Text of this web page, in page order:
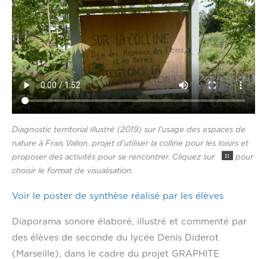
Diagnostic territorial illustré (2019) sur l’usage des espaces de
nature à Frais Vallon, projet d’utiliser la colline pour les loisirs et
proposer des activités pour se rencontrer. Cliquez sur
pour
choisir le format de visualisation.
Voir le poster de synthèse réalisé par les élèves
Diaporama sonore élaboré, illustré et commenté par
des élèves de seconde du lycée Denis Diderot
(Marseille), dans le cadre du projet GRAPHITE